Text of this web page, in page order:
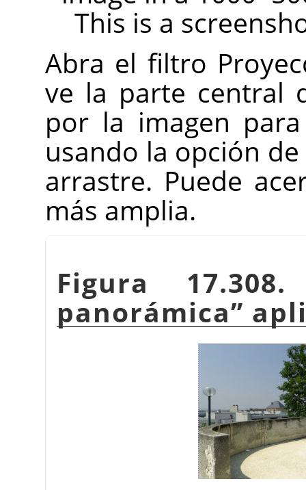
This is a
Abra el filtro
ve la parte central
por la imagen
usando la opción
arrastre. Puede
más amplia.
Figura
panorámica”